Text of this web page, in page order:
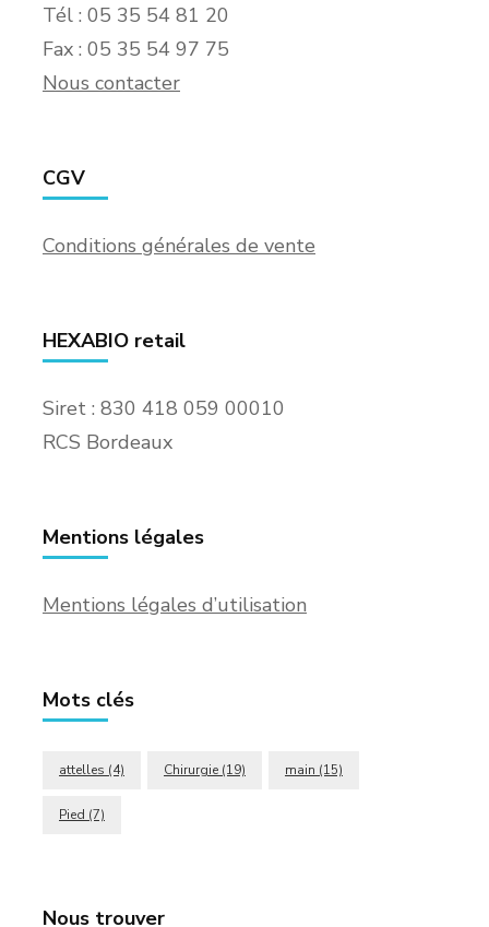
Tél : 05 35 54 81 20
Fax : 05 35 54 97 75
Nous contacter
CGV
Conditions générales de vente
HEXABIO retail
Siret : 830 418 059 00010
RCS Bordeaux
Mentions légales
Mentions légales d’utilisation
Mots clés
attelles (4) Chirurgie (19) main (15)
Pied (7)
Nous trouver